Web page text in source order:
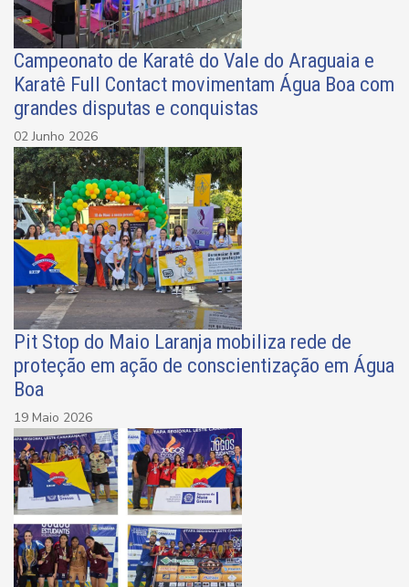
Campeonato de Karatê do Vale do Araguaia e
Karatê Full Contact movimentam Água Boa com
grandes disputas e conquistas
02 Junho 2026
Pit Stop do Maio Laranja mobiliza rede de
proteção em ação de conscientização em Água
Boa
19 Maio 2026